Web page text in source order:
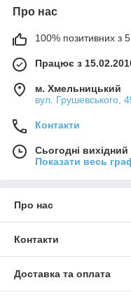
Про нас
100% позитивних з
Працює з
м. Хмельницький
вул. Грушевського,
Контакти
Сьогодні вихідний
Показати весь
Про нас
Контакти
Доставка та оплата